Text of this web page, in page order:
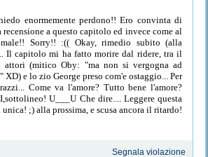
enormemente perdono!! Ero convinta di
a questo capitolo ed invece come al
Sorry!! :(( Okay, rimedio subito (alla
Il capitolo mi ha fatto morire dal ridere, tra il
attori (mitico Oby: "ma non si vergogna ad
XD) e lo zio George preso com'e ostaggio... Per
Come va l'amore? Tutto bene l'amore?
U___U Che dire.... Leggere questa
unica! ;) alla prossima, e scusa ancora il ritardo!
Segnala violazione